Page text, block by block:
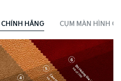
HÃNG CỤM MÀN HÌNH